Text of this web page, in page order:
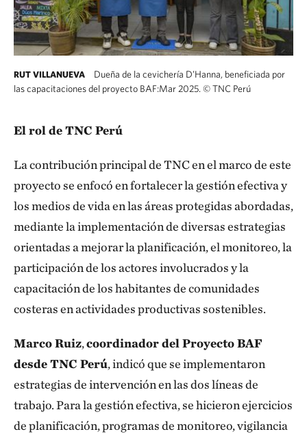
RUT VILLANUEVA
Dueña de la cevichería D’Hanna, beneficiada por
las capacitaciones del proyecto BAF:Mar 2025. ©TNC Perú
El rol de TNC Perú
La contribución principal de TNC en el marco de este
proyecto se enfocó en fortalecer la gestión efectiva y
los medios de vida en las áreas protegidas abordadas,
mediante la implementación de diversas estrategias
orientadas a mejorar la planificación, el monitoreo, la
participación de los actores involucrados y la
capacitación de los habitantes de comunidades
costeras en actividades productivas sostenibles.
Marco Ruiz,coordinador del Proyecto BAF
desde TNC Perú, indicó que se implementaron
estrategias de intervención en las dos líneas de
trabajo. Para la gestión efectiva, se hicieron ejercicios
de planificación, programas de monitoreo, vigilancia